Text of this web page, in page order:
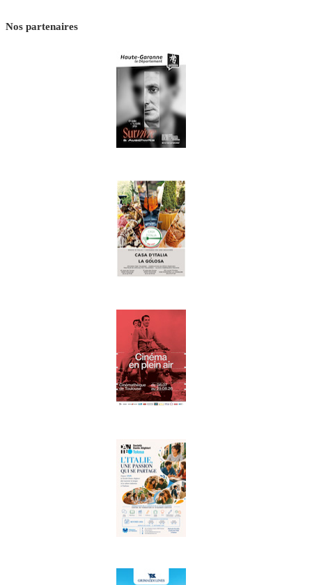
Nos partenaires